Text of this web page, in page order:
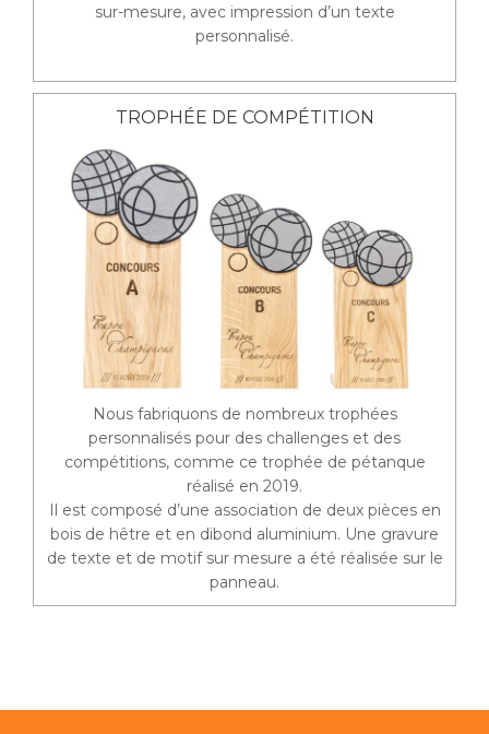
sur-mesure, avec impression d’un texte
personnalisé.
TROPHÉE DE COMPÉTITION
Nous fabriquons de nombreux trophées
personnalisés pour des challenges et des
compétitions, comme ce trophée de pétanque
réalisé en 2019.
Il est composé d’une association de deux pièces en
bois de hêtre et en dibond aluminium. Une gravure
de texte et de motif sur mesure a été réalisée sur le
panneau.